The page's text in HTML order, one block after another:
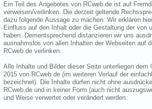
Ein Teil des Angebotes von RCweb.de ist auf
verweisen/verlinken. Die derzeit geltende
dazu folgende Aussage zu machen: Wir erklären
Einfluss auf den Inhalt oder die Gestaltung der von
haben. Dementsprechend distanzieren wir uns
ausnahmslos von allen Inhalten der Webseiten auf
RCweb.de verlinken.
Alle Inhalte und Bilder dieser Seite unterliegen dem
2015 von RCweb.de (im weiteren Verlauf der
bezeichnet). Die Inhalte dürfen nicht ohne
RCweb.de und in keiner Form (auch nicht
und Weise verwertet oder verändert werden.